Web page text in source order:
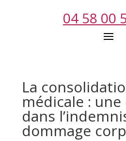
04 58 00
La
médicale :
dans
dommage